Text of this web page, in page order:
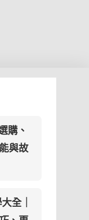
購、
與故
全｜